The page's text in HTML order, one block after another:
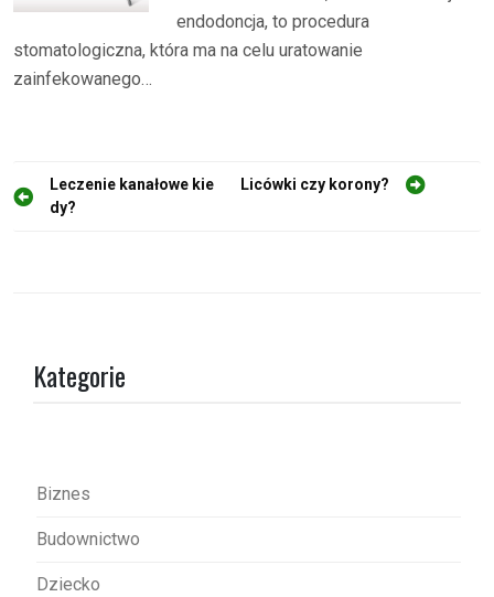
endodoncja, to procedura
stomatologiczna, która ma na celu uratowanie
zainfekowanego…
N
Leczenie kanałowe kie
dy?
Licówki czy korony?
Kategorie
Biznes
Budownictwo
Dziecko